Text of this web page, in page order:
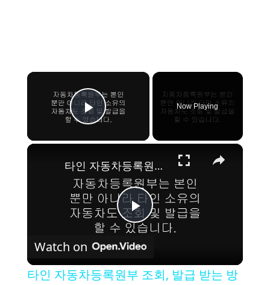
×
Play Video
Now Playing
×
P
타인 자동차등록원부 조회, 발급 받는 방법
Watch on
타인 자동차등록원부 조회, 발급 받는 방